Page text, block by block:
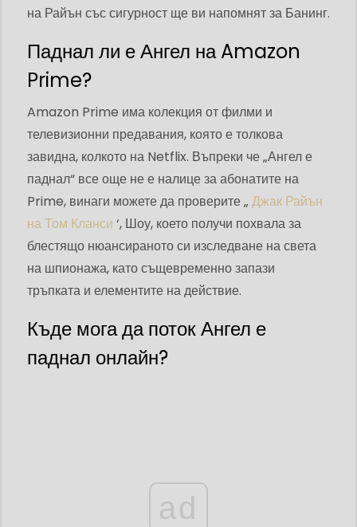
на Райън със сигурност ще ви напомнят за Банинг.
Паднал ли е Ангел на Amazon
Prime?
Amazon Prime има колекция от филми и
телевизионни предавания, която е толкова
завидна, колкото на Netflix. Въпреки че „Ангел е
паднал“ все още не е налице за абонатите на
Prime, винаги можете да проверите „ Джак Райън
на Том Кланси ‘, Шоу, което получи похвала за
блестящо нюансираното си изследване на света
на шпионажа, като същевременно запази
тръпката и елементите на действие.
Къде мога да поток Ангел е
паднал онлайн?
ad